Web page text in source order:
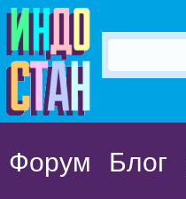
Форум Блог